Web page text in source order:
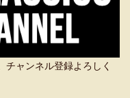
チャンネル登録よろしく